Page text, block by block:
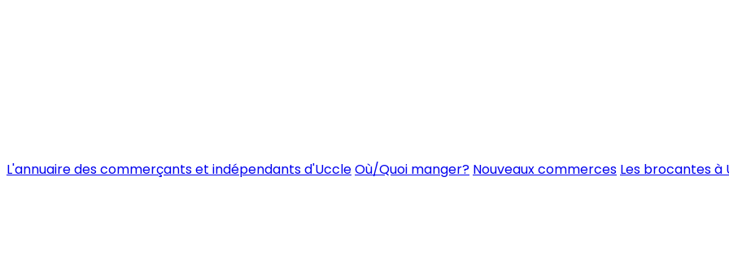
L'annuaire des commerçants et indépendants d'UccleOù/Quoi manger? Nouveaux commerces Les brocantes à